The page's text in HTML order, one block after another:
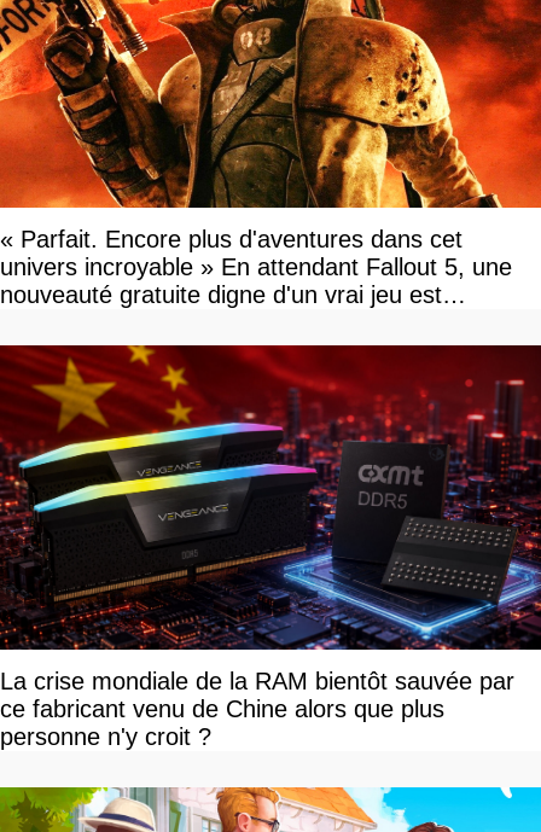
« Parfait. Encore plus d'aventures dans cet
univers incroyable » En attendant Fallout 5, une
nouveauté gratuite digne d'un vrai jeu est
La crise mondiale de la RAM bientôt sauvée par
ce fabricant venu de Chine alors que plus
personne n'y croit ?